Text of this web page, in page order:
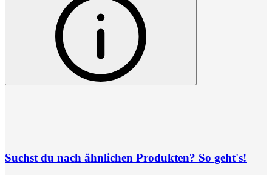
Suchst du nach ähnlichen Produkten? So geht's!